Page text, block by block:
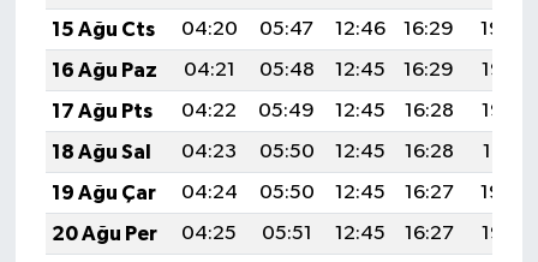
15 Ağu Cts
04:20 05:47 12:46 16:29
19:34
16 Ağu Paz
04:21 05:48 12:45 16:29
19:33
17 Ağu Pts
04:22 05:49 12:45 16:28
19:32
18 Ağu Sal
04:23 05:50 12:45 16:28
19:31
19 Ağu Çar
04:24 05:50 12:45 16:27
19:29
20 Ağu Per
04:25 05:51 12:45 16:27
19:28